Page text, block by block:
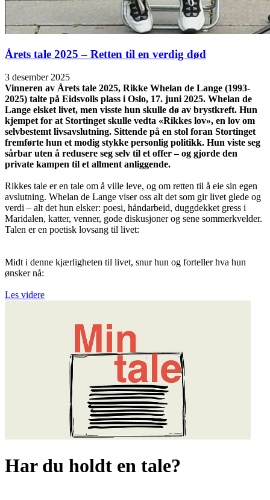
Årets tale 2025 – Retten til en verdig død
3 desember 2025
Vinneren av Årets tale 2025, Rikke Whelan de Lange (1993-
2025) talte på Eidsvolls plass i Oslo, 17. juni 2025. Whelan de
Lange elsket livet, men visste hun skulle dø av brystkreft. Hun
kjempet for at Stortinget skulle vedta «Rikkes lov», en lov om
selvbestemt livsavslutning. Sittende på en stol foran Stortinget
fremførte hun et modig stykke personlig politikk. Hun viste seg
sårbar uten å redusere seg selv til et offer – og gjorde den
private kampen til et allment anliggende.
Rikkes tale er en tale om å ville leve, og om retten til å eie sin egen
avslutning. Whelan de Lange viser oss alt det som gir livet glede og
verdi – alt det hun elsker: poesi, håndarbeid, duggdekket gress i
Maridalen, katter, venner, gode diskusjoner og sene sommerkvelder.
Talen er en poetisk lovsang til livet:
Midt i denne kjærligheten til livet, snur hun og forteller hva hun
ønsker nå:
Les videre
Har du holdt en tale?